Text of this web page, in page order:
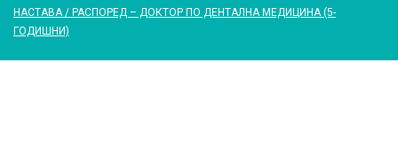
НАСТАВА / РАСПОРЕД – ДОКТОР ПО ДЕНТАЛНА МЕДИЦИНА (5-
ГОДИШНИ)